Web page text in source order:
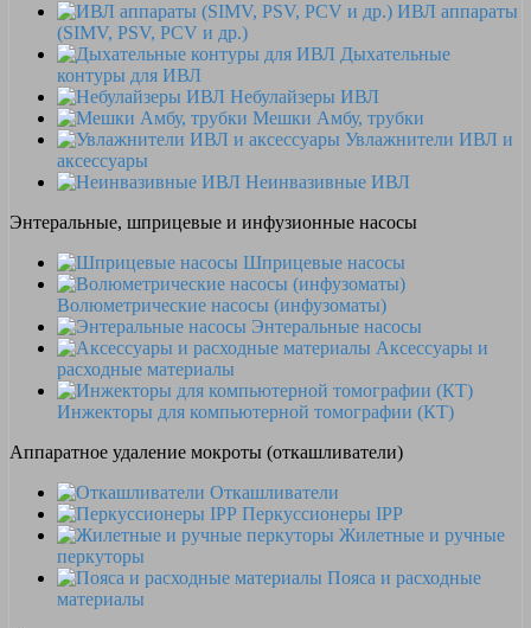
ИВЛ аппараты
(SIMV, PSV, PCV и др.)
Дыхательные
контуры для ИВЛ
Небулайзеры ИВЛ
Мешки Амбу, трубки
Увлажнители ИВЛ и
аксессуары
Неинвазивные ИВЛ
Энтеральные, шприцевые и инфузионные насосы
Шприцевые насосы
Волюметрические насосы (инфузоматы)
Энтеральные насосы
Аксессуары и
расходные материалы
Инжекторы для компьютерной томографии (КТ)
Аппаратное удаление мокроты (откашливатели)
Откашливатели
Перкуссионеры IPP
Жилетные и ручные
перкуторы
Пояса и расходные
материалы